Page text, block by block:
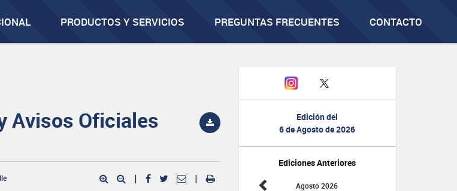
PRODUCTOS Y SERVICIOS PREGUNTAS FRECUENTES CONTACTO
Edición del
6 de Agosto de 2026
Ediciones Anteriores
Agosto 2026
Avisos Oficiales
| |